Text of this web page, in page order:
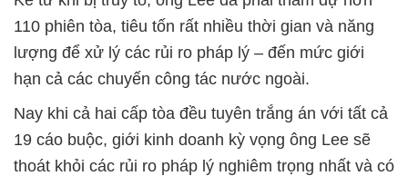
110 phiên tòa, tiêu tốn rất nhiều thời gian và năng
lượng để xử lý các rủi ro pháp lý – đến mức giới
hạn cả các chuyến công tác nước ngoài.
Nay khi cả hai cấp tòa đều tuyên trắng án với tất cả
19 cáo buộc, giới kinh doanh kỳ vọng ông Lee sẽ
thoát khỏi các rủi ro pháp lý nghiêm trọng nhất và có